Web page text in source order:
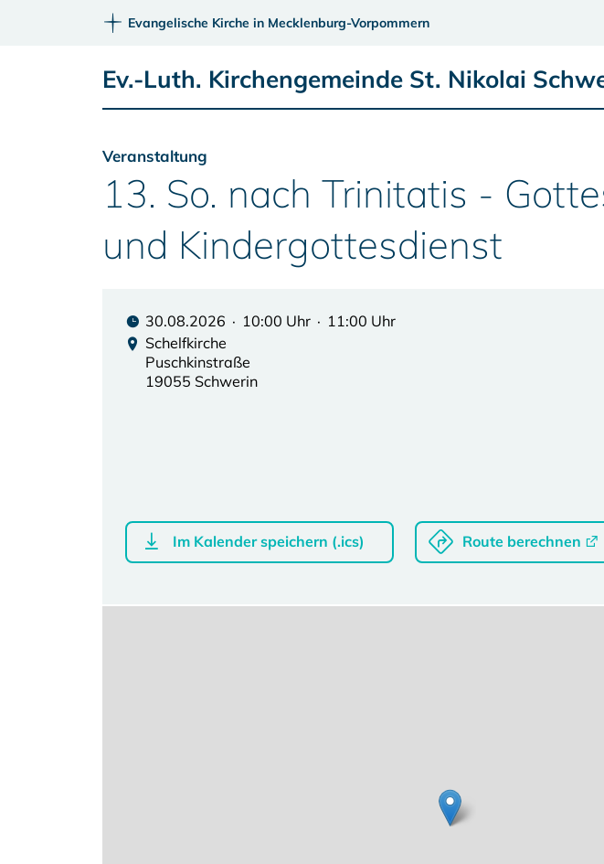
Evangelische Kirche in Mecklenburg-Vorpommern
Ev.-Luth. Kirchengemeinde St. Nikolai
Veranstaltung
13. So. nach Trinitatis -
und Kindergottesdienst
30.08.2026 · 10:00 Uhr · 11:00 Uhr
Schelfkirche
Puschkinstraße
19055 Schwerin
Im Kalender speichern (.ics) Route berechnen